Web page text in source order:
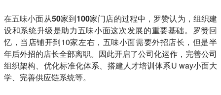
在五味小面从50家到100家门店的过程中，罗赞认为，组织建
设和系统升级是助力五味小面这次发展的重要基础。 罗赞回
忆，当店铺开到10家左右，五味小面需要外招店长，但是半
年后外招的店长全部离职。因此开启了公司化运作，完善公司
组织架构、优化标准化体系、搭建人才培训体系U way小面大
学、完善供应链系统等。